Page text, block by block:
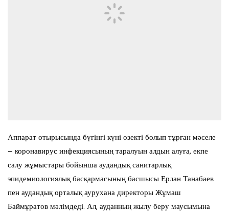
Аппарат отырысында бүгінгі күні өзекті болып тұрған мәселе
– коронавирус инфекциясының таралуын алдын алуға, екпе
салу жұмыстары бойынша аудандық санитарлық
эпидемиологиялық басқармасының басшысы Ерлан Танабаев
пен аудандық орталық аурухана директоры Жұмаш
Баймұратов мәлімдеді. Ал, ауданның жылу беру маусымына